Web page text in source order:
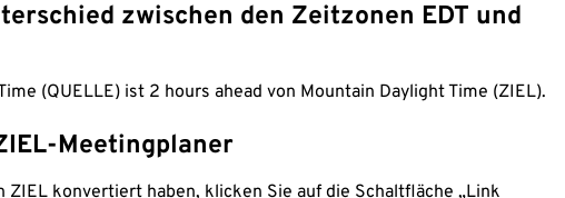
zwischen den Zeitzonen EDT und
(QUELLE) ist 2 hours ahead von Mountain Daylight Time (ZIEL).
Meetingplaner
ZIEL konvertiert haben, klicken Sie auf die Schaltfläche „Link